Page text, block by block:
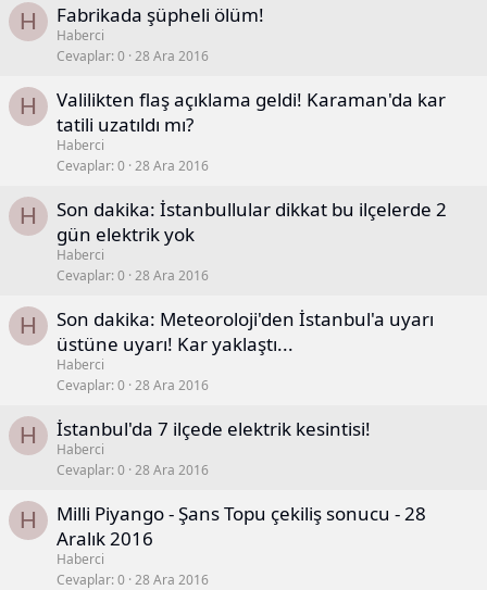
H Fabrikada şüpheli ölüm!
Haberci
Cevaplar 0 28 Ara 2016
H
Valilikten flaş açıklama geldi! Karaman'da kar
tatili uzatıldı mı?
Haberci
Cevaplar 0 28 Ara 2016
H
Son dakika: İstanbullular dikkat bu ilçelerde 2
gün elektrik yok
Haberci
Cevaplar 0 28 Ara 2016
H
Son dakika: Meteoroloji'den İstanbul'a uyarı
üstüne uyarı! Kar yaklaştı...
Haberci
Cevaplar 0 28 Ara 2016
H İstanbul'da 7 ilçede elektrik kesintisi!
Haberci
Cevaplar 0 28 Ara 2016
H
Milli Piyango - Şans Topu çekiliş sonucu - 28
Aralık 2016
Haberci
Cevaplar 0 28 Ara 2016